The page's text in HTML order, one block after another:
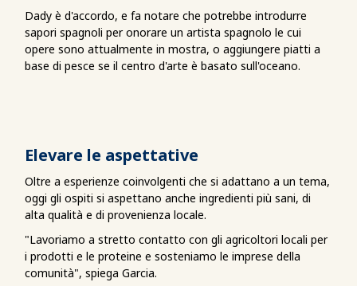
Dady è d'accordo, e fa notare che potrebbe introdurre
sapori spagnoli per onorare un artista spagnolo le cui
opere sono attualmente in mostra, o aggiungere piatti a
base di pesce se il centro d'arte è basato sull'oceano.
Elevare le aspettative
Oltre a esperienze coinvolgenti che si adattano a un tema,
oggi gli ospiti si aspettano anche ingredienti più sani, di
alta qualità e di provenienza locale.
"Lavoriamo a stretto contatto con gli agricoltori locali per
i prodotti e le proteine e sosteniamo le imprese della
comunità", spiega Garcia.